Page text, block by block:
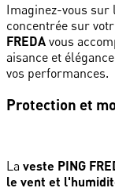
Imaginez-vous sur
concentrée sur
FREDA vous
aisance et
vos performances.
Protection et
La veste PING
le vent et